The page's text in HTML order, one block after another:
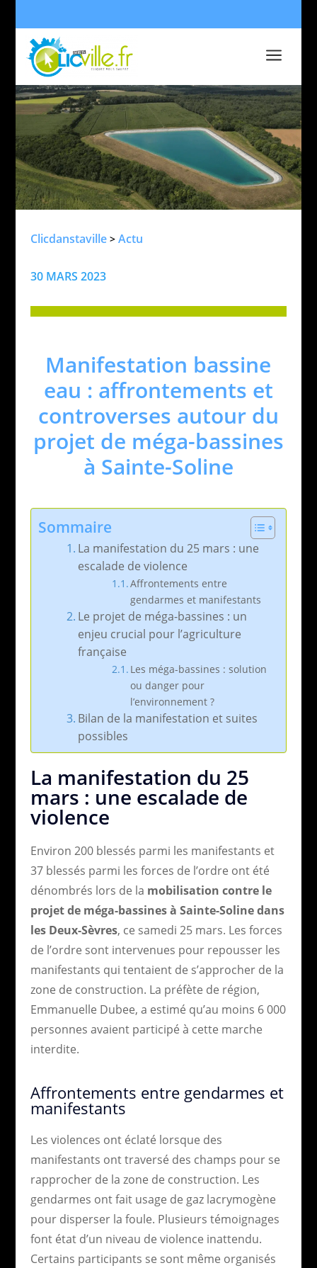
a
Clicdanstaville> Actu
30 MARS 2023
Manifestation bassine
eau : affrontements et
controverses autour du
projet de méga-bassines
à Sainte-Soline
Sommaire
La manifestation du 25 mars : une
escalade de violence
Affrontements entre
gendarmes et manifestants
Le projet de méga-bassines : un
enjeu crucial pour l’agriculture
française
Les méga-bassines : solution
ou danger pour
l’environnement ?
Bilan de la manifestation et suites
possibles
La manifestation du 25
mars : une escalade de
violence
Environ 200 blessés parmi les manifestants et
37 blessés parmi les forces de l’ordre ont été
dénombrés lors de la mobilisation contre le
projet de méga-bassines à Sainte-Soline dans
les Deux-Sèvres, ce samedi 25 mars. Les forces
de l’ordre sont intervenues pour repousser les
manifestants qui tentaient de s’approcher de la
zone de construction. La préfète de région,
Emmanuelle Dubee, a estimé qu’au moins 6 000
personnes avaient participé à cette marche
interdite.
Affrontements entre gendarmes et
manifestants
Les violences ont éclaté lorsque des
manifestants ont traversé des champs pour se
rapprocher de la zone de construction. Les
gendarmes ont fait usage de gaz lacrymogène
pour disperser la foule. Plusieurs témoignages
font état d’un niveau de violence inattendu.
Certains participants se sont même organisés